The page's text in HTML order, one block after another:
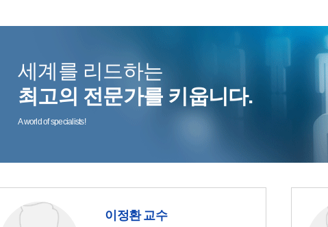
세계를 리드하는
최고의 전문가를 키웁니다.
A world of specialists!
이정환 교수